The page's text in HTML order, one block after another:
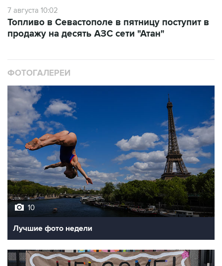
продажу на десять АЗС сети "Атан"
10
Лучшие фото недели